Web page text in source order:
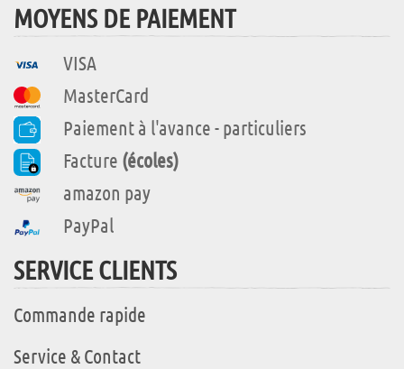
MOYENS DE PAIEMENT
VISA
MasterCard
Paiement à l'avance - particuliers
Facture (écoles)
amazon pay
PayPal
SERVICE CLIENTS
Commande rapide
Service & Contact